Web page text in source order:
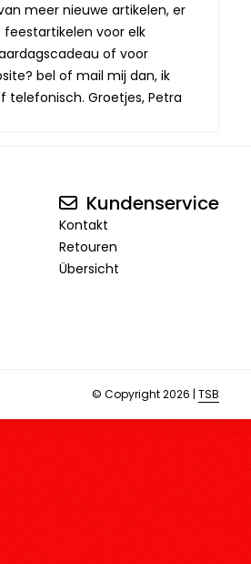
meer nieuwe artikelen, er
voor elk
of voor
bel of mail mij dan, ik
telefonisch. Groetjes, Petra
Kundenservice
Kontakt
Retouren
Übersicht
© Copyright 2026 | TSB